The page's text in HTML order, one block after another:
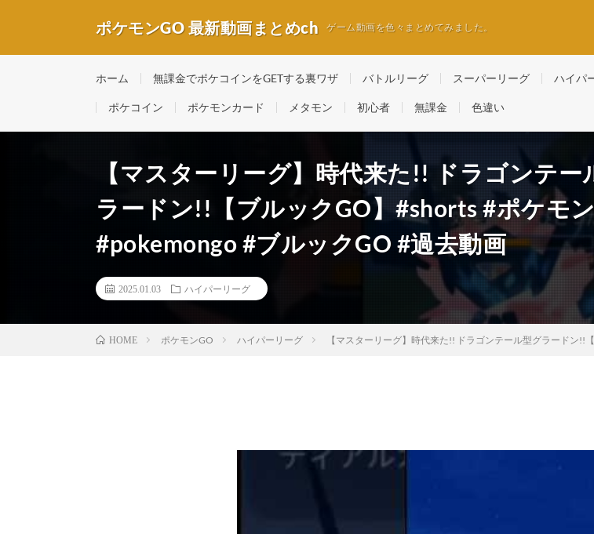
ポケモンGO 最新動画まとめch ゲーム動画を色々まとめてみました。
ホーム 無課金でポケコインをGETする裏ワザ バトルリーグ スーパーリーグ ハイパ
ポケコイン ポケモンカード メタモン 初心者 無課金 色違い
【マスターリーグ】時代来た!! ドラゴンテー
ラードン!!【ブルックGO】#shorts #ポケモ
#pokemongo #ブルックGO #過去動画
2025.01.03 ハイパーリーグ
HOME ポケモンGO ハイパーリーグ 【マスターリーグ】時代来た!! ドラゴンテール型グラードン